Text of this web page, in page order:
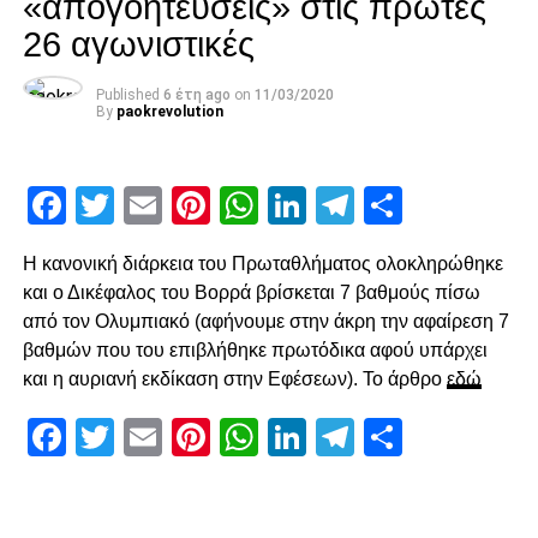
με άστοχο σουτ του Σάστρε εκτός περιοχής, πριν στο 58′ ο
Ότο χάσει σπουδαία ευκαιρία με πλασέ από την μικρή
περιοχή.
Ο Κοτάρσκι «έσωσε» τον Καμαρά
Καμαρά, ο οποίος προσπάθησε να γυρίσει προς τα πίσω,
Κροάτης τον νίκησε. Η επόμενη αξιοσημείωτη φάση
καταγράφηκε στο 78’, με γύρισμα του Ζίβκοβιτς στην
καρδιά της περιοχής και επέμβαση του Τσάβες προ του
επερχόμενου Τισουντάλι.
ADVERTISEMENT
26 αγωνιστικές
Published 6 έτη ago on 11/03/2020
By paokrevolution
Facebook
Twitter
EmailPinterest
WhatsApp
LinkedIn
Telegram
Η κανονική διάρκεια του Πρωταθλήματος ολοκληρώθηκε
και ο Δικέφαλος του Βορρά βρίσκεται 7 βαθμούς πίσω
από τον Ολυμπιακό (αφήνουμε στην άκρη την αφαίρεση 7
βαθμών που του επιβλήθηκε πρωτόδικα αφού υπάρχει
και η αυριανή εκδίκαση στην Εφέσεων). Το άρθρο εδώ
Facebook
Twitter
EmailPinterest
WhatsApp
LinkedIn
Telegram